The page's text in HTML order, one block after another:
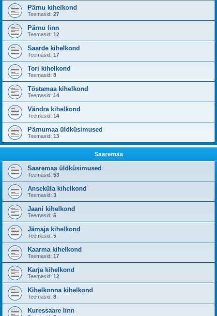
Pärnu kihelkond
Teemasid: 27
Pärnu linn
Teemasid: 12
Saarde kihelkond
Teemasid: 17
Tori kihelkond
Teemasid: 8
Tõstamaa kihelkond
Teemasid: 14
Vändra kihelkond
Teemasid: 14
Pärnumaa üldküsimused
Teemasid: 13
Saaremaa
Saaremaa üldküsimused
Teemasid: 53
Anseküla kihelkond
Teemasid: 3
Jaani kihelkond
Teemasid: 5
Jämaja kihelkond
Teemasid: 5
Kaarma kihelkond
Teemasid: 17
Karja kihelkond
Teemasid: 12
Kihelkonna kihelkond
Teemasid: 8
Kuressaare linn